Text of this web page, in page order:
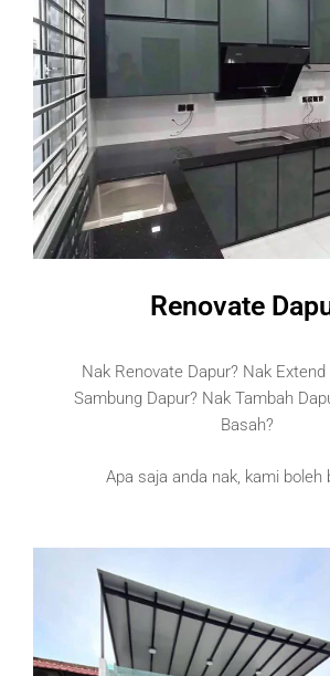
Renovate
Nak Renovate Dapur? Nak
Sambung Dapur? Nak Tambah
Basah?
Apa saja anda nak, kami boleh